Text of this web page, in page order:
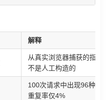
解释
从真实浏览器捕获的指纹
不是人工构造的
100次请求中出现96种不
重复率仅4%